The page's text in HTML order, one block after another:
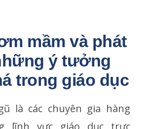
mầm và phát
ý tưởng
trong giáo dục
là các chuyên gia hàng